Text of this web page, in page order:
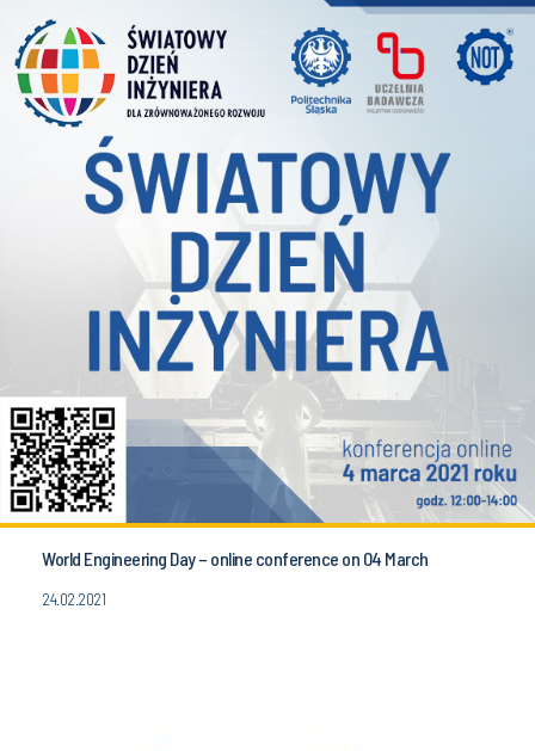
World Engineering Day – online conference on 04 March
24.02.2021